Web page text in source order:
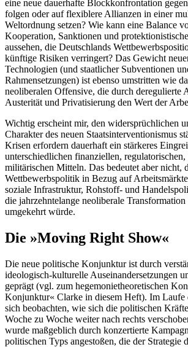
eine neue dauerhafte Blockkonfrontation
folgen oder auf flexiblere Allianzen in einer
Weltordnung setzen? Wie kann eine Balance
Kooperation, Sanktionen und
aussehen, die Deutschlands
künftige Risiken verringert? Das Gewicht
Technologien (und staatlicher Subventionen
Rahmensetzungen) ist ebenso umstritten wie
neoliberalen Offensive, die durch deregulierte
Austerität und Privatisierung den Wert der
Wichtig erscheint mir, den widersprüchlichen
Charakter des neuen Staatsinterventionismus
Krisen erfordern dauerhaft ein stärkeres
unterschiedlichen finanziellen, regulatorischen,
militärischen Mitteln. Das bedeutet aber nicht,
Wettbewerbspolitik in Bezug auf
soziale Infrastruktur, Rohstoff- und
die jahrzehntelange neoliberale Transformation
umgekehrt würde.
Die »Moving Right Show«
Die neue politische Konjunktur ist durch
ideologisch-kulturelle Auseinandersetzungen
geprägt (vgl. zum hegemonietheoretischen
Konjunktur« Clarke in diesem Heft). Im Laufe
sich beobachten, wie sich die politischen
Woche zu Woche weiter nach rechts
wurde maßgeblich durch konzertierte
politischen Typs angestoßen, die der Strategie